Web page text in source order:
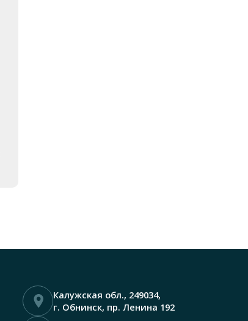
Калужская обл., 249034,
г. Обнинск, пр. Ленина 192